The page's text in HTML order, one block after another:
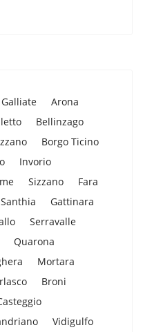
Galliate
Arona
Bellinzago
Borgo Ticino
Invorio
Sizzano
Fara
Santhia
Gattinara
Serravalle
Quarona
Mortara
Broni
Vidigulfo